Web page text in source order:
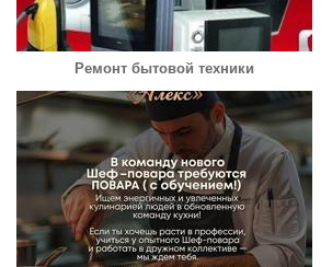
Ремонт бытовой техники